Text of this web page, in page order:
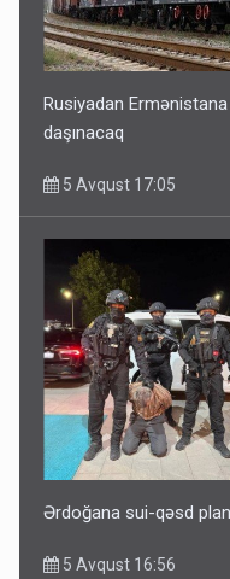
Rusiyadan
daşınacaq
5 Avqust 17:05
Ərdoğana sui-qəsd
5 Avqust 16:56